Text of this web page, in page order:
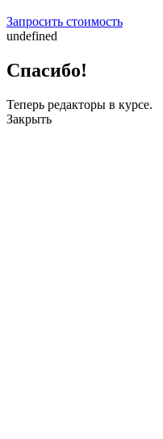
Запросить стоимость
undefined
Спасибо!
Теперь редакторы в курсе.
Закрыть